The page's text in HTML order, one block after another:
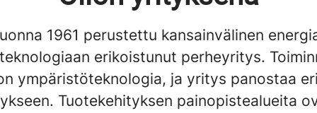
1961 perustettu kansainvälinen
erikoistunut perheyritys.
ympäristöteknologia, ja yritys panostaa
Tuotekehityksen painopistealueita